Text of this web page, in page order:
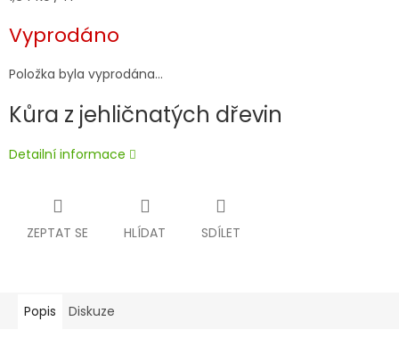
Vyprodáno
Položka byla vyprodána…
Kůra z jehličnatých dřevin
Detailní informace
ZEPTAT SE HLÍDAT SDÍLET
Popis Diskuze